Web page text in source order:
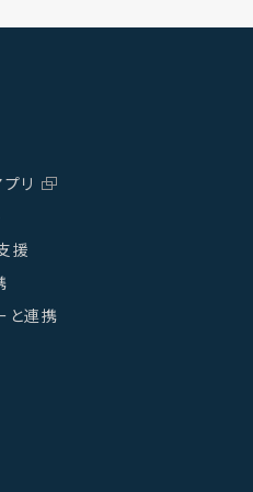
リ
援
と連携